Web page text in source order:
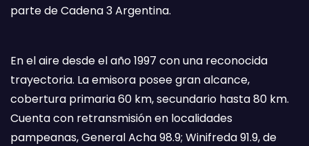
parte de Cadena 3 Argentina.
En el aire desde el año 1997 con una reconocida
trayectoria. La emisora posee gran alcance,
cobertura primaria 60 km, secundario hasta 80 km.
Cuenta con retransmisión en localidades
pampeanas, General Acha 98.9; Winifreda 91.9, de